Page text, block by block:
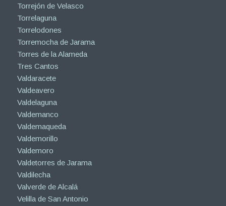
Torrejón de Velasco
Torrelaguna
Torrelodones
Torremocha de Jarama
Torres de la Alameda
Tres Cantos
Valdaracete
Valdeavero
Valdelaguna
Valdemanco
Valdemaqueda
Valdemorillo
Valdemoro
Valdetorres de Jarama
Valdilecha
Valverde de Alcalá
Velilla de San Antonio